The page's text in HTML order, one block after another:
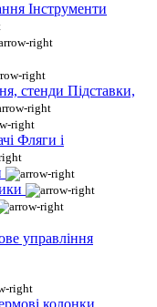
Інструменти
Підставки,
Фляги і
управління
колонки